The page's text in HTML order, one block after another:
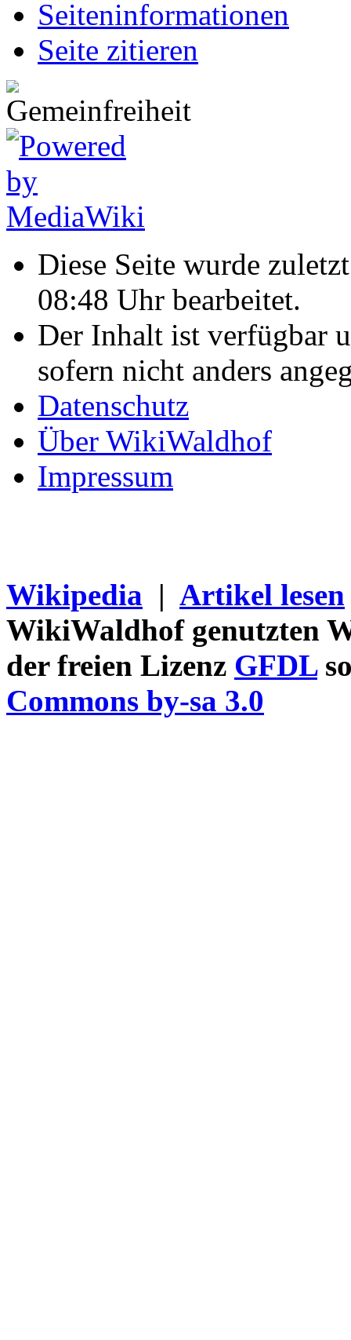
Seiten­informationen
Seite zitieren
Diese Seite wurde
08:48 Uhr bearbeitet.
Der Inhalt ist verfügbar
sofern nicht anders
Datenschutz
Über WikiWaldhof
Impressum
Wikipedia | Artikel lesen
WikiWaldhof genutzten
der freien Lizenz GFDL
Commons by-sa 3.0